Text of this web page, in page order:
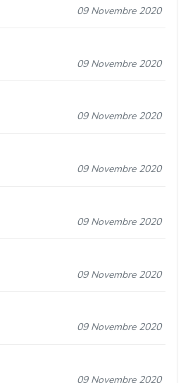
09 Novembre 2020
09 Novembre 2020
09 Novembre 2020
09 Novembre 2020
09 Novembre 2020
09 Novembre 2020
09 Novembre 2020
09 Novembre 2020